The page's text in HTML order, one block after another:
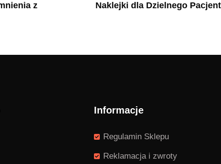
z
Naklejki dla Dzielnego
Informacje
Regulamin Sklepu
Reklamacja i zwroty